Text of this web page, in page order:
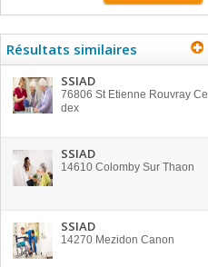
Résultats similaires
SSIAD
76806 St Etienne Rouvray Ce
dex
SSIAD
14610 Colomby Sur Thaon
SSIAD
14270 Mezidon Canon